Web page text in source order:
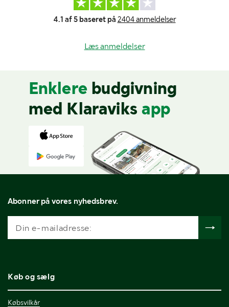
4.1 af 5 baseret på 2404 anmeldelser
Læs anmeldelser
Enklere budgivning
med Klaraviks app
Abonner på vores nyhedsbrev.
Køb og sælg
Købsvilkår